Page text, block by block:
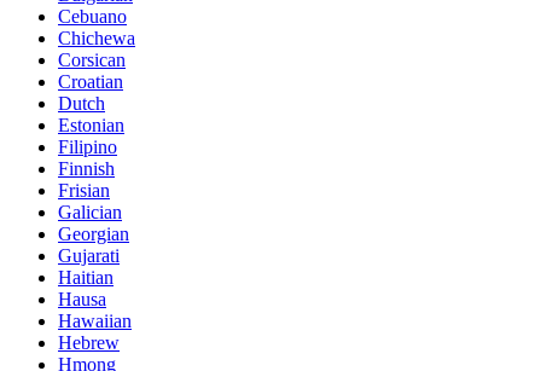
Cebuano
Chichewa
Corsican
Croatian
Dutch
Estonian
Filipino
Finnish
Frisian
Galician
Georgian
Gujarati
Haitian
Hausa
Hawaiian
Hebrew
Hmong